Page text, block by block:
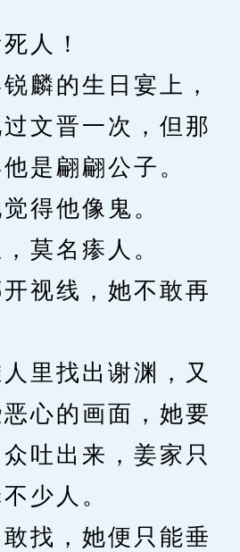
人！
的生日宴上，
文晋一次，但那
是翩翩公子。
他像鬼。
名瘆人。
线，她不敢再
找出谢渊，又
心的画面，她要
吐出来，姜家只
少人。
，她便只能垂